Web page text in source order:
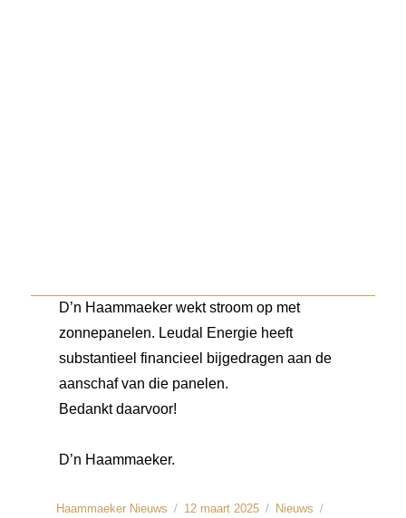
D’n Haammaeker wekt stroom op met
zonnepanelen. Leudal Energie heeft
substantieel financieel bijgedragen aan de
aanschaf van die panelen.
Bedankt daarvoor!
D’n Haammaeker.
Haammaeker Nieuws 12 maart 2025
Nieuws